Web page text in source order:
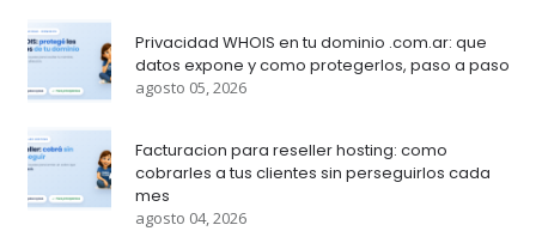
Privacidad WHOIS en tu dominio .com.ar: que
datos expone y como protegerlos, paso a paso
agosto 05, 2026
Facturacion para reseller hosting: como
cobrarles a tus clientes sin perseguirlos cada
mes
agosto 04, 2026